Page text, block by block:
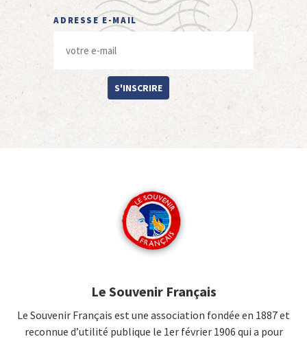
ADRESSE E-MAIL
S'INSCRIRE
Le Souvenir Français
Le Souvenir Français est une association fondée en 1887 et
reconnue d’utilité publique le 1er février 1906 qui a pour